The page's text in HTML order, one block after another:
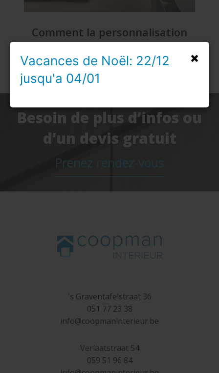
Comment la personnalisation
élève un rez-de-chaussée à un
niveau supérieur.
Besoin de plus d’infos ou
d’un devis gratuit
Prenez rendez-vous
's Graventafelstraat 36
051 77 23 38
info@coopmaninterieur.be
Verlaatstraat 54
059 51 96 84
Vacances de Noël: 22/12
jusqu'a 04/01